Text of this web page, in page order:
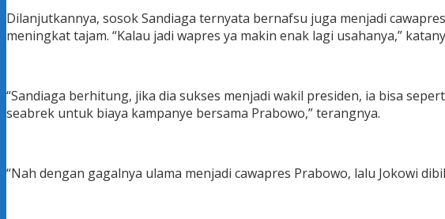
Dilanjutkannya, sosok Sandiaga ternyata bernafsu juga menjadi
meningkat tajam. “Kalau jadi wapres ya makin enak lagi usahanya,”
“Sandiaga berhitung, jika dia sukses menjadi wakil presiden, ia bisa
seabrek untuk biaya kampanye bersama Prabowo,” terangnya.
“Nah dengan gagalnya ulama menjadi cawapres Prabowo, lalu Jokowi